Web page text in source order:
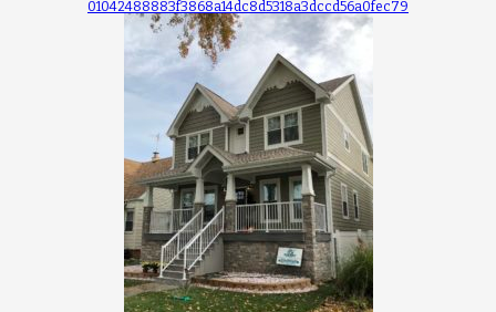
01042488883f3868a14dc8d5318a3dccd56a0fec79